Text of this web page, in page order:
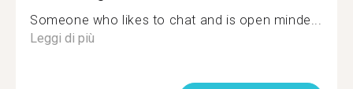
Someone who likes to chat and is open minde...
Leggi di più